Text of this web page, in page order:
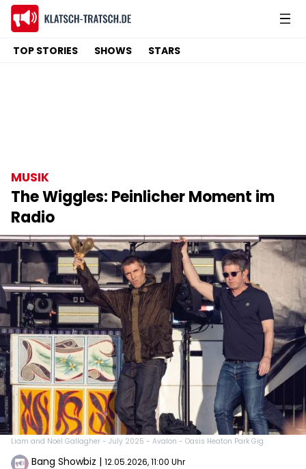
TOP STORIES SHOWS STARS
MUSIK
The Wiggles: Peinlicher Moment im
Radio
Liam and Noel Gallagher - July 2025 - Avalon - Oasis Heaton Park Gig
Bang Showbiz | 12.05.2026, 11:00 Uhr